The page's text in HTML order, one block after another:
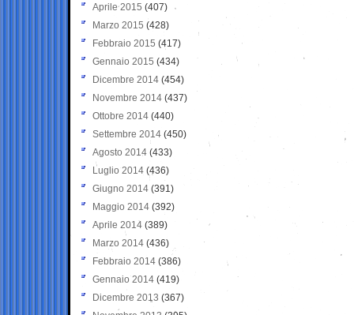
Aprile 2015 (407)
Marzo 2015 (428)
Febbraio 2015 (417)
Gennaio 2015 (434)
Dicembre 2014 (454)
Novembre 2014 (437)
Ottobre 2014 (440)
Settembre 2014 (450)
Agosto 2014 (433)
Luglio 2014 (436)
Giugno 2014 (391)
Maggio 2014 (392)
Aprile 2014 (389)
Marzo 2014 (436)
Febbraio 2014 (386)
Gennaio 2014 (419)
Dicembre 2013 (367)